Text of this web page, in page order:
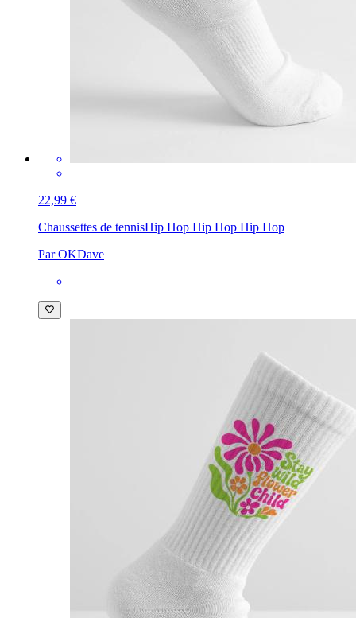
22,99 €
Chaussettes de tennisHip Hop Hip Hop Hip Hop
Par OKDave